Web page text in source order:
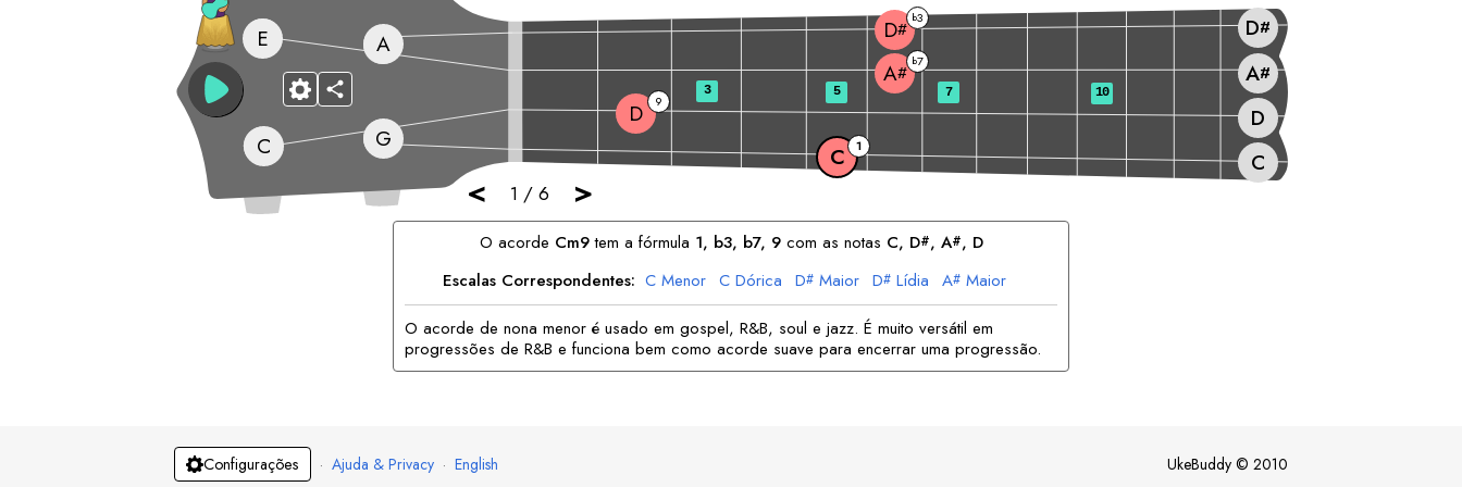
< 1 / 6 >
G
C 1
C
C
D 9
D
E
A#
b7 A#
A D#
b3 D#
3 5 7 10
O acorde Cm9tem a fórmula 1, b3, b7, 9com as notas C, D#, A#, D
Escalas Correspondentes: C Menor C Dórica D# Maior D# Lídia A# Maior
A Mixolídia D Frígia D Lócria
O acorde de nona menor é usado em gospel, R&B, soul e jazz. É muito versátil em
progressões de R&B e funciona bem como acorde suave para encerrar uma progressão.
Configurações · Ajuda & Privacy · English UkeBuddy © 2010